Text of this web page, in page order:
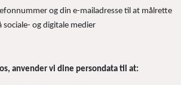
og din e-mailadresse til at målrette
sociale- og digitale medier
anvender vi dine persondata til at: